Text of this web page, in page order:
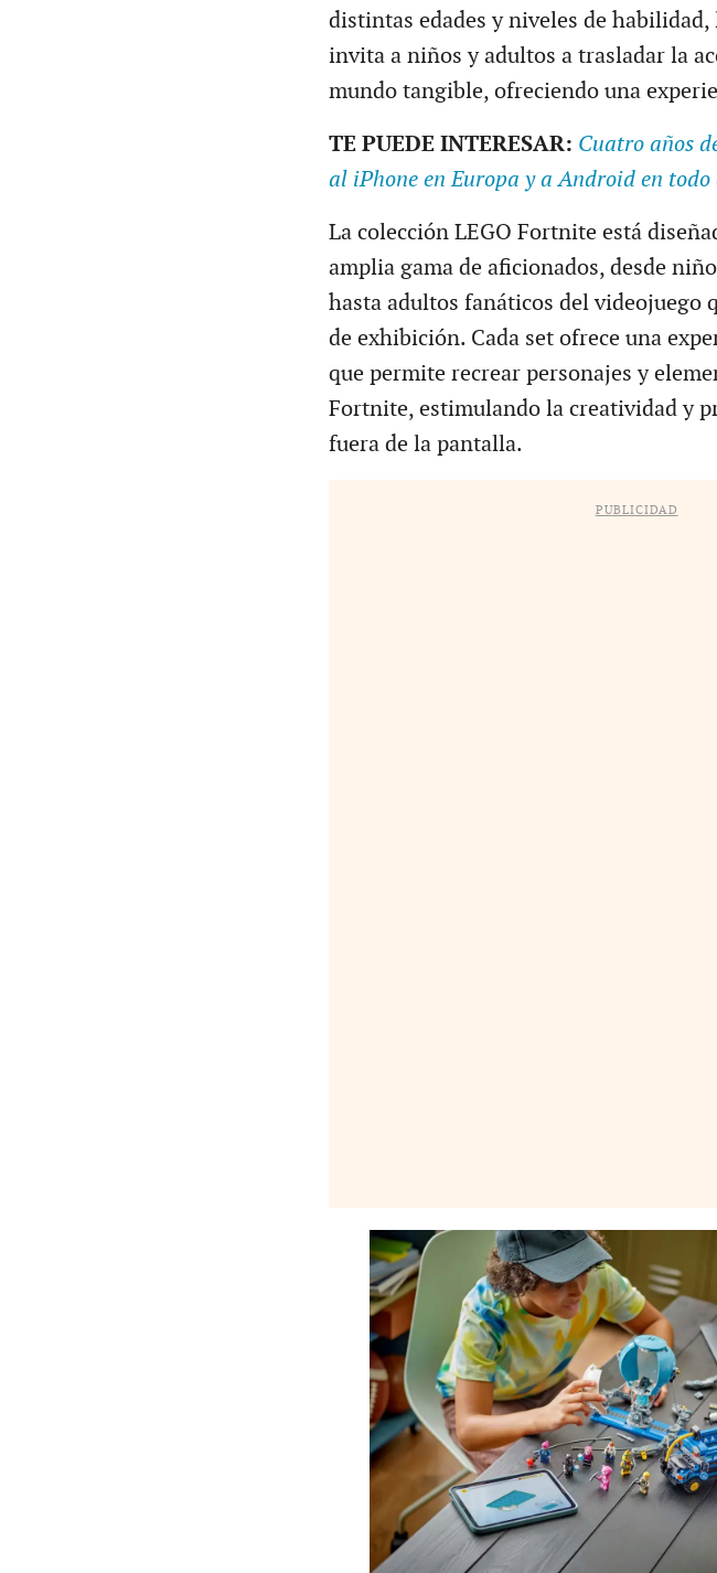
distintas edades y niveles de habilidad,
invita a niños y adultos a trasladar la
mundo tangible, ofreciendo una
TE PUEDE INTERESAR: Cuatro años
al iPhone en Europa y a Android en todo
La colección LEGO Fortnite está
amplia gama de aficionados, desde
hasta adultos fanáticos del videojuego
de exhibición. Cada set ofrece una
que permite recrear personajes y
Fortnite, estimulando la creatividad y
fuera de la pantalla.
PUBLICIDAD